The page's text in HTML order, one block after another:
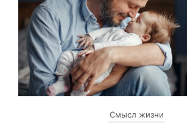
Смысл жизни